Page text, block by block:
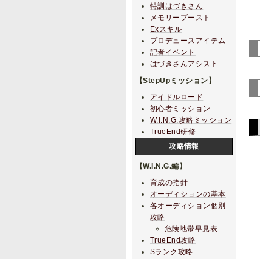
特訓はづきさん
メモリーブースト
Exスキル
プロデュースアイテム
記者イベント
はづきさんアシスト
【StepUpミッション】
アイドルロード
初心者ミッション
W.I.N.G.攻略ミッション
TrueEnd研修
攻略情報
【W.I.N.G.編】
育成の指針
オーディションの基本
各オーディション個別
攻略
危険地帯早見表
TrueEnd攻略
Sランク攻略